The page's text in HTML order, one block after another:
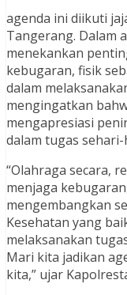
agenda ini diikuti
Tangerang. Dalam
menekankan
kebugaran, fisik
dalam
mengingatkan
mengapresiasi
dalam tugas sehari-
“Olahraga secara,
menjaga
mengembangkan
Kesehatan yang
melaksanakan
Mari kita jadikan
kita,” ujar